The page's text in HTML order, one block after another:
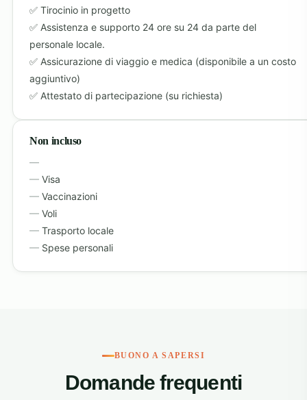
Tirocinio in progetto
Assistenza e supporto 24 ore su 24 da parte del
personale locale.
Assicurazione di viaggio e medica (disponibile a un costo
aggiuntivo)
Attestato di partecipazione (su richiesta)
Non incluso
Visa
Vaccinazioni
Voli
Trasporto locale
Spese personali
BUONO A SAPERSI
Domande frequenti